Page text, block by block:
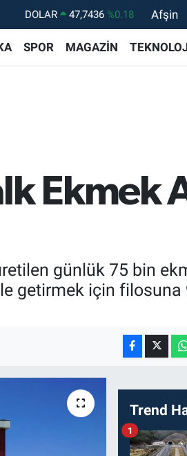
DOLAR 47,7436 %0.18
EURO
55,2510
%0.32
Afşin
SPOR MAGAZİN
Ekmek
günlük 75 bin
getirmek için
Trend
1